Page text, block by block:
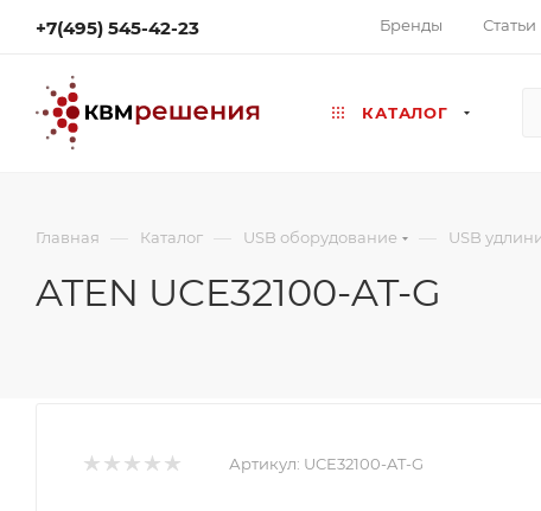
+7(495) 545-42-23 Бренды Статьи
КАТАЛОГ
Главная — Каталог — USB оборудование — USB
ATEN UCE32100-AT-G
Артикул: UCE32100-AT-G